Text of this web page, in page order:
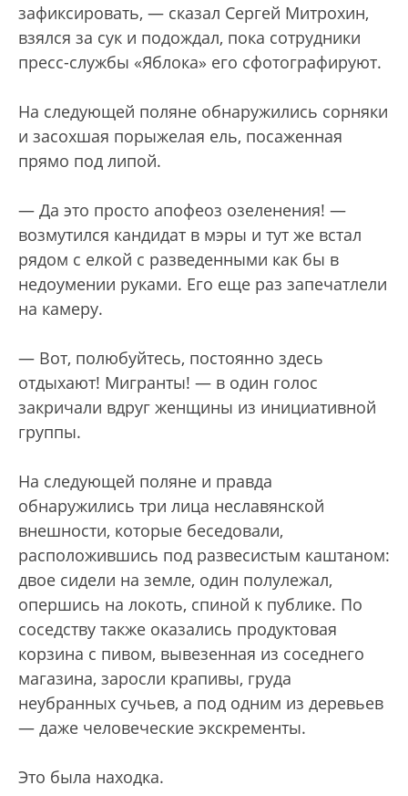
зафиксировать, — сказал Сергей Митрохин,
взялся за сук и подождал, пока сотрудники
пресс-службы «Яблока» его сфотографируют.
На следующей поляне обнаружились сорняки
и засохшая порыжелая ель, посаженная
прямо под липой.
— Да это просто апофеоз озеленения! —
возмутился кандидат в мэры и тут же встал
рядом с елкой с разведенными как бы в
недоумении руками. Его еще раз запечатлели
на камеру.
— Вот, полюбуйтесь, постоянно здесь
отдыхают! Мигранты! — в один голос
закричали вдруг женщины из инициативной
группы.
На следующей поляне и правда
обнаружились три лица неславянской
внешности, которые беседовали,
расположившись под развесистым каштаном:
двое сидели на земле, один полулежал,
опершись на локоть, спиной к публике. По
соседству также оказались продуктовая
корзина с пивом, вывезенная из соседнего
магазина, заросли крапивы, груда
неубранных сучьев, а под одним из деревьев
— даже человеческие экскременты.
Это была находка.